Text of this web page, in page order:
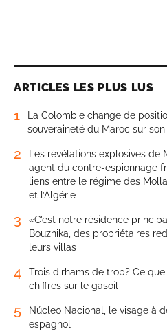
ARTICLES LES PLUS LUS
1
La Colombie change de
souveraineté du Maroc sur son
2
Les révélations explosives de
agent du contre-espionnage
liens entre le régime des
et l’Algérie
3
«C’est notre résidence
Bouznika, des propriétaires
leurs villas
4
Trois dirhams de trop? Ce
chiffres sur le gasoil
5
Núcleo Nacional, le visage à
espagnol